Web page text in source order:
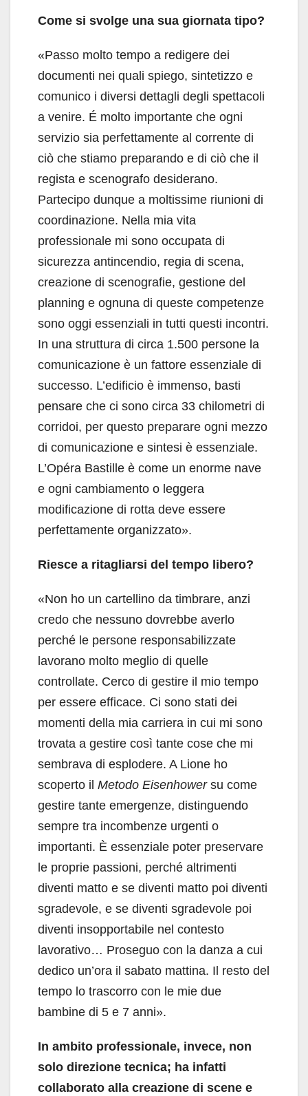
Come si svolge una sua giornata tipo?
«Passo molto tempo a redigere dei
documenti nei quali spiego, sintetizzo e
comunico i diversi dettagli degli spettacoli
a venire. É molto importante che ogni
servizio sia perfettamente al corrente di
ciò che stiamo preparando e di ciò che il
regista e scenografo desiderano.
Partecipo dunque a moltissime riunioni di
coordinazione. Nella mia vita
professionale mi sono occupata di
sicurezza antincendio, regia di scena,
creazione di scenografie, gestione del
planning e ognuna di queste competenze
sono oggi essenziali in tutti questi incontri.
In una struttura di circa 1.500 persone la
comunicazione è un fattore essenziale di
successo. L’edificio è immenso, basti
pensare che ci sono circa 33 chilometri di
corridoi, per questo preparare ogni mezzo
di comunicazione e sintesi è essenziale.
L’Opéra Bastille è come un enorme nave
e ogni cambiamento o leggera
modificazione di rotta deve essere
perfettamente organizzato».
Riesce a ritagliarsi del tempo libero?
«Non ho un cartellino da timbrare, anzi
credo che nessuno dovrebbe averlo
perché le persone responsabilizzate
lavorano molto meglio di quelle
controllate. Cerco di gestire il mio tempo
per essere efficace. Ci sono stati dei
momenti della mia carriera in cui mi sono
trovata a gestire così tante cose che mi
sembrava di esplodere. A Lione ho
scoperto il Metodo Eisenhower su come
gestire tante emergenze, distinguendo
sempre tra incombenze urgenti o
importanti. È essenziale poter preservare
le proprie passioni, perché altrimenti
diventi matto e se diventi matto poi diventi
sgradevole, e se diventi sgradevole poi
diventi insopportabile nel contesto
lavorativo… Proseguo con la danza a cui
dedico un’ora il sabato mattina. Il resto del
tempo lo trascorro con le mie due
bambine di 5 e 7 anni».
In ambito professionale, invece, non
solo direzione tecnica; ha infatti
collaborato alla creazione di scene e